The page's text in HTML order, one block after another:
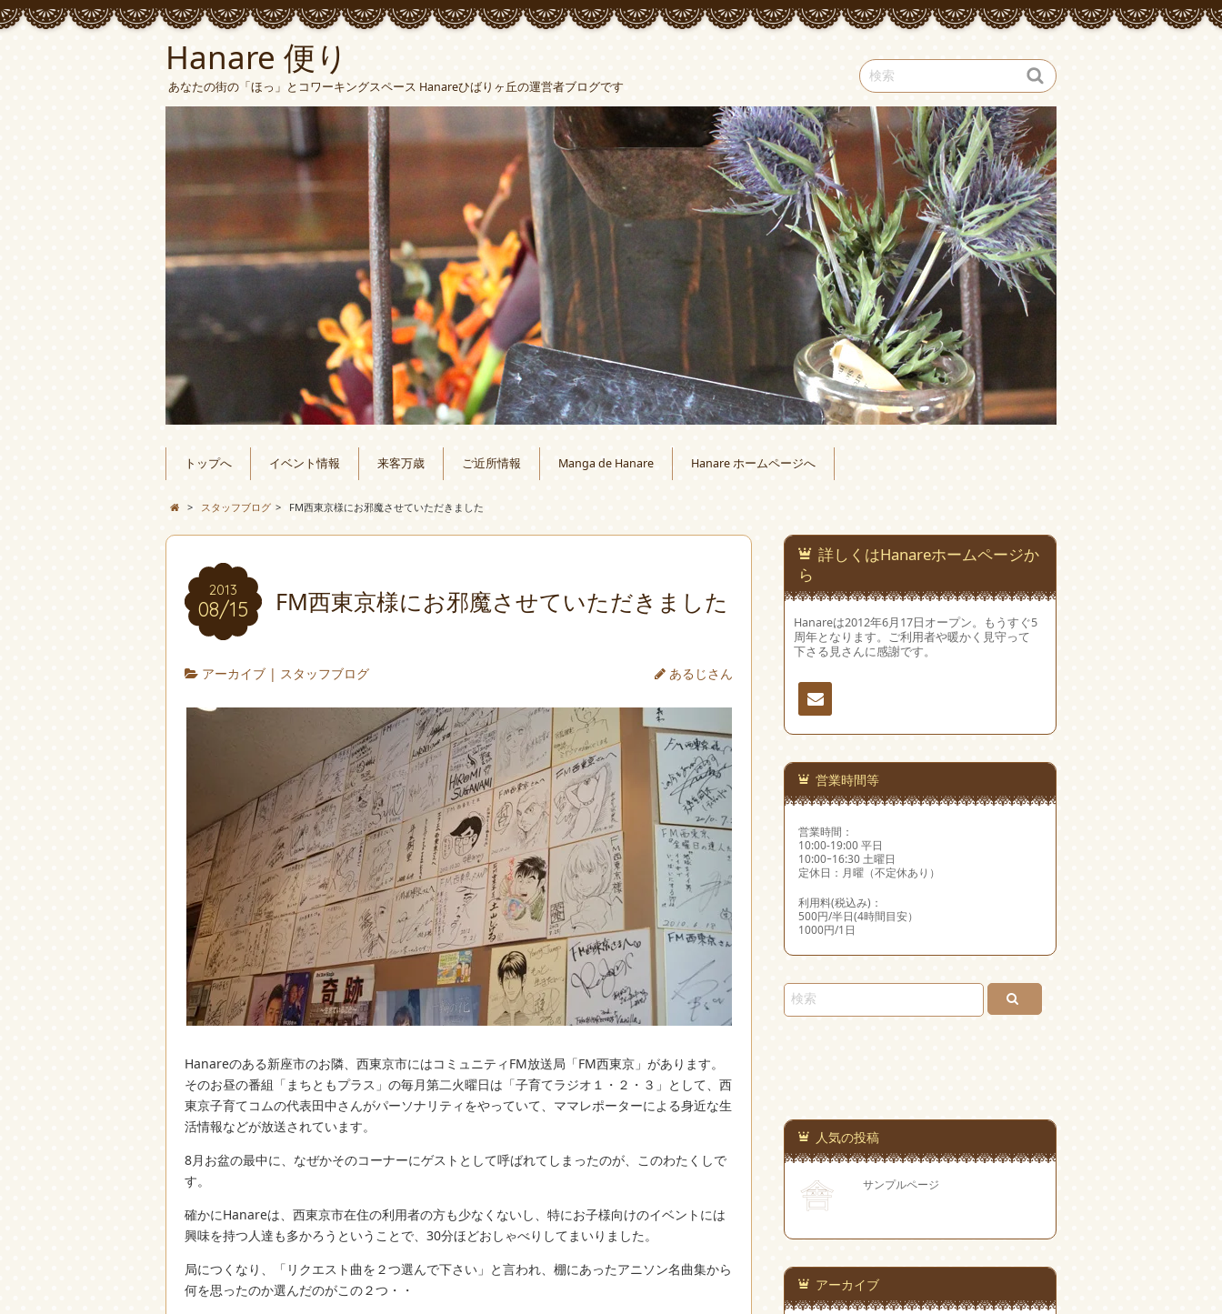
Hanare 便り
あなたの街の「ほっ」とコワーキングスペース Hanareひばりヶ丘の運営者ブログです
トップへ イベント情報 来客万歳 ご近所情報 Manga de Hanare Hanare ホームページへ
> スタッフブログ > FM西東京様にお邪魔させていただきました
2013
08/15 FM西東京様にお邪魔させていただきました
アーカイブ | スタッフブログ あるじさん
Hanareのある新座市のお隣、西東京市にはコミュニティFM放送局「FM西東京」があります。
そのお昼の番組「まちともプラス」の毎月第二火曜日は「子育てラジオ１・２・３」として、西
東京子育てコムの代表田中さんがパーソナリティをやっていて、ママレポーターによる身近な生
活情報などが放送されています。
8月お盆の最中に、なぜかそのコーナーにゲストとして呼ばれてしまったのが、このわたくしで
す。
確かにHanareは、西東京市在住の利用者の方も少なくないし、特にお子様向けのイベントには
興味を持つ人達も多かろうということで、30分ほどおしゃべりしてまいりました。
局につくなり、「リクエスト曲を２つ選んで下さい」と言われ、棚にあったアニソン名曲集から
何を思ったのか選んだのがこの２つ・・
詳しくはHanareホームページか
ら
Hanareは2012年6月17日オープン。もうすぐ5
周年となります。ご利用者や暖かく見守って
下さる見さんに感謝です。
連絡
先
営業時間等
営業時間：
10:00-19:00 平日
10:00ｰ16:30 土曜日
定休日：月曜（不定休あり）
利用料(税込み)：
500円/半日(4時間目安）
1000円/1日
人気の投稿
サンプルページ
アーカイブ